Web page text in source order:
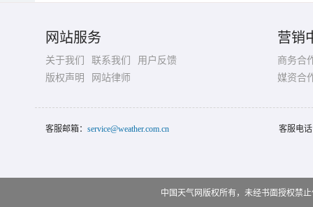
网站服务
关于我们 联系我们
用户反馈
版权声明
网站律师
营销
商务合
媒资合
客服邮箱： service@weather.com.cn 客服电
中国天气网版权所有，未经书面授权